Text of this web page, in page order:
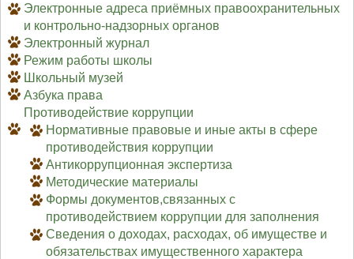
Электронные адреса приёмных правоохранительных
и контрольно-надзорных органов
Электронный журнал
Режим работы школы
Школьный музей
Азбука права
Противодействие коррупции
Нормативные правовые и иные акты в сфере
противодействия коррупции
Антикоррупционная экспертиза
Методические материалы
Формы документов,связанных с
противодействием коррупции для заполнения
Сведения о доходах, расходах, об имуществе и
обязательствах имущественного характера